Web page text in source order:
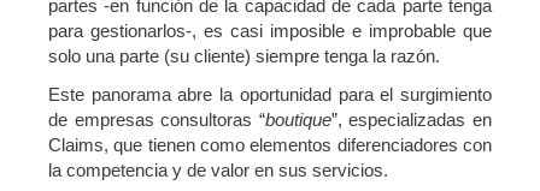
partes -en función de la capacidad de cada parte tenga
para gestionarlos-, es casi imposible e improbable que
solo una parte (su cliente) siempre tenga la razón.
Este panorama abre la oportunidad para el surgimiento
de empresas consultoras “boutique”, especializadas en
Claims, que tienen como elementos diferenciadores con
la competencia y de valor en sus servicios.